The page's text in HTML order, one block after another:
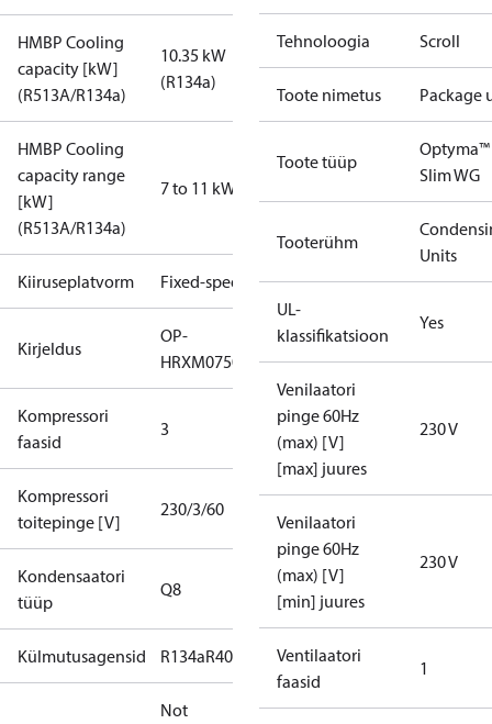
HMBP Cooling
capacity [kW]
(R513A/R134a)
10.35 kW
(R134a)
HMBP Cooling
capacity range
[kW]
(R513A/R134a)
7 to 11 kW
Kiiruseplatvorm Fixed-speed
Kirjeldus
OP-
HRXM0750UWG000Q
Kompressori
faasid
3
Kompressori
toitepinge [V]
230/3/60
Kondensaatori
tüüp
Q8
Külmutusagensid R134aR404A R448AR449AR452A
Not
Tehnoloogia Scroll
Toote nimetus Package
Toote tüüp
Optyma™
Slim WG
Tooterühm
Units
UL-
klassifikatsioon
Yes
Venilaatori
pinge 60Hz
(max) [V]
[max] juures
230 V
Venilaatori
pinge 60Hz
(max) [V]
[min] juures
230 V
Ventilaatori
faasid
1